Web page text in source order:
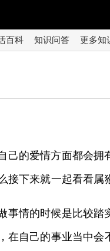
百科 知识问答 更多知
的爱情方面都会拥
接下来就一起看看属
情的时候是比较踏
自己的事业当中会